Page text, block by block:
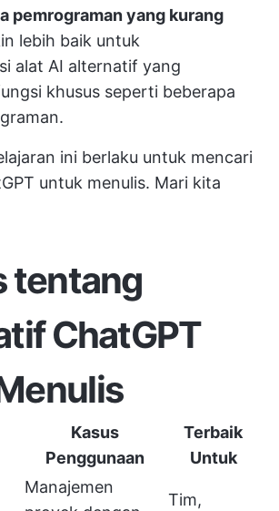
pemrograman yang kurang
lebih baik untuk
alat AI alternatif yang
khusus seperti beberapa
ini berlaku untuk mencari
untuk menulis. Mari kita
tentang
ChatGPT
Kasus
Penggunaan
Terbaik
Untuk
Manajemen
Tim,